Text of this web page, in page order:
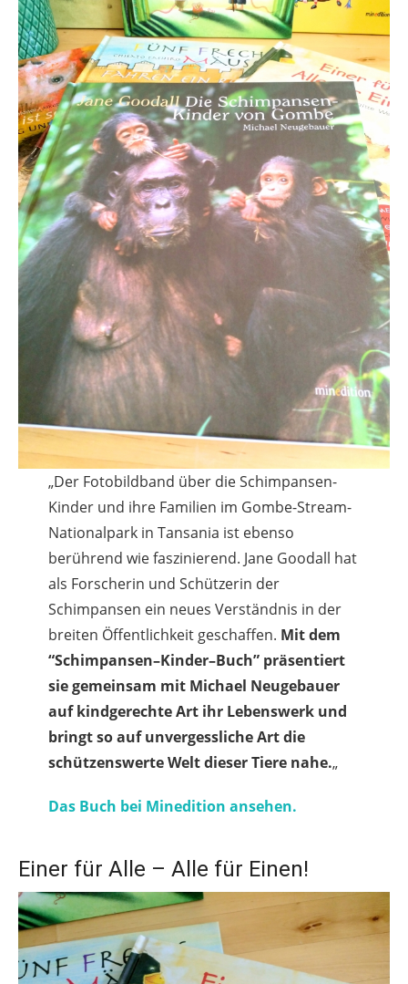
„Der Fotobildband über die Schimpansen-
Kinder und ihre Familien im Gombe-Stream-
Nationalpark in Tansania ist ebenso
berührend wie faszinierend. Jane Goodall hat
als Forscherin und Schützerin der
Schimpansen ein neues Verständnis in der
breiten Öffentlichkeit geschaffen. Mit dem
“Schimpansen–Kinder–Buch” präsentiert
sie gemeinsam mit Michael Neugebauer
auf kindgerechte Art ihr Lebenswerk und
bringt so auf unvergessliche Art die
schützenswerte Welt dieser Tiere nahe.„
Das Buch bei Minedition ansehen.
Einer für Alle – Alle für Einen!